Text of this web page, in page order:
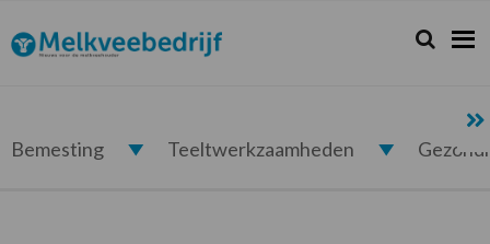
de
hoofdnavigatie
de
hoofd
de
eerste
de
voettekst
Melkveebedrijf.nl Zoeken...
Zoek
Bemesting Teeltwerkzaamheden